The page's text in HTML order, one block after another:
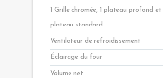
1 Grille chromée, 1 plateau profond et 1
plateau standard
Ventilateur de refroidissement
Éclairage du four
Volume net